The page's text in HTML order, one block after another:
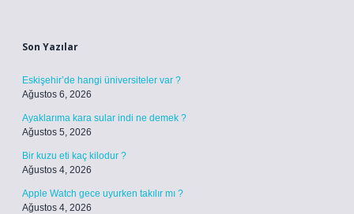
Son Yazılar
Eskişehir’de hangi üniversiteler var ?
Ağustos 6, 2026
Ayaklarıma kara sular indi ne demek ?
Ağustos 5, 2026
Bir kuzu eti kaç kilodur ?
Ağustos 4, 2026
Apple Watch gece uyurken takılır mı ?
Ağustos 4, 2026